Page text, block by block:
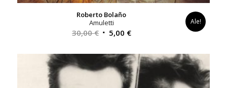
Roberto Bolaño
Amuletti
30,00€ Alkuperäinen
oli:
30,00 €.
5,00 €Nykyinen
on:
5,00 €.
Ale!